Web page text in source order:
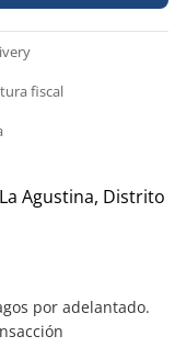
fiscal
La Agustina, Distrito
por adelantado.